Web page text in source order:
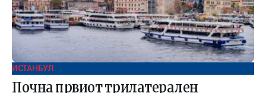
ИСТАНБУЛ
Почна првиот трилатерален